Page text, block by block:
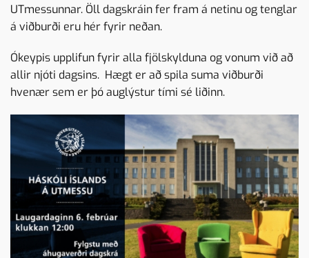
UTmessunnar. Öll dagskráin fer fram á netinu og tenglar
á viðburði eru hér fyrir neðan.
Ókeypis upplifun fyrir alla fjölskylduna og vonum við að
allir njóti dagsins. Hægt er að spila suma viðburði
hvenær sem er þó auglýstur tími sé liðinn.